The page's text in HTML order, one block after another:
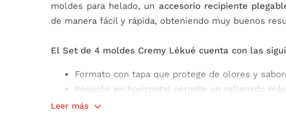
moldes para helado, un accesorio recipiente
de manera fácil y rápida, obteniendo muy buenos
El Set de 4 moldes Cremy Lékué cuenta con las
Formato con tapa que protege de olores y
Posición en horizontal permite un rellenado
Materiales: moldes y recipiente 100% silicona
Leer más